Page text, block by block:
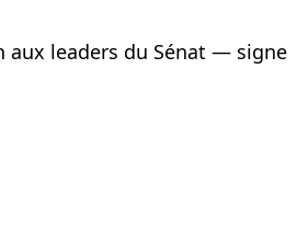
aux leaders du Sénat — signe